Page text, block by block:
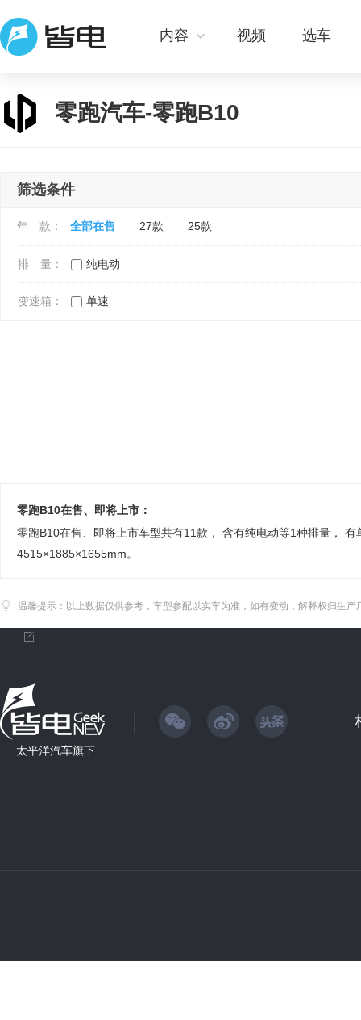
内容 视频 选车
零跑汽车-零跑B10
筛选条件
年 款： 全部在售 27款 25款
排 量： 纯电动
变速箱： 单速
零跑B10在售、即将上市：
零跑B10在售、即将上市车型共有11款， 含有纯电动等1种排量，
4515×1885×1655mm。
温馨提示：以上数据仅供参考，车型参配以实车为准，如有变动，解释权归生产
太平洋汽车旗下